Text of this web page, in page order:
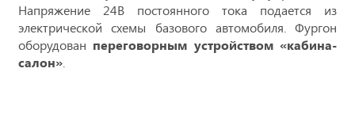
Напряжение 24В постоянного тока подается из
электрической схемы базового автомобиля. Фургон
оборудован переговорным устройством «кабина-
салон»